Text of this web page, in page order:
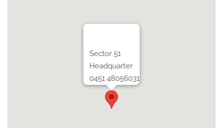
Sector 51
Headquarter
0451 48056031